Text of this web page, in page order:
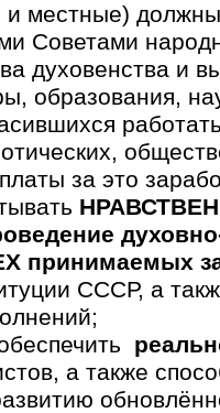
и местные)
Советами
духовен­ства и
образования,
за это
принимаемых
СССР, а
а также